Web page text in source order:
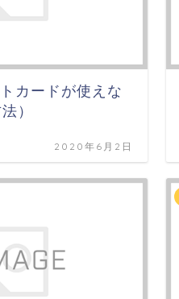
カードが使えな
）
2020年6月2日